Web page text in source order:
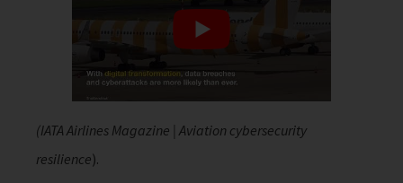
(IATA Airlines Magazine | Aviation cybersecurity
resilience).